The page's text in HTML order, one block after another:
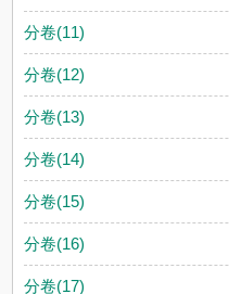
分卷(11)
分卷(12)
分卷(13)
分卷(14)
分卷(15)
分卷(16)
分卷(17)